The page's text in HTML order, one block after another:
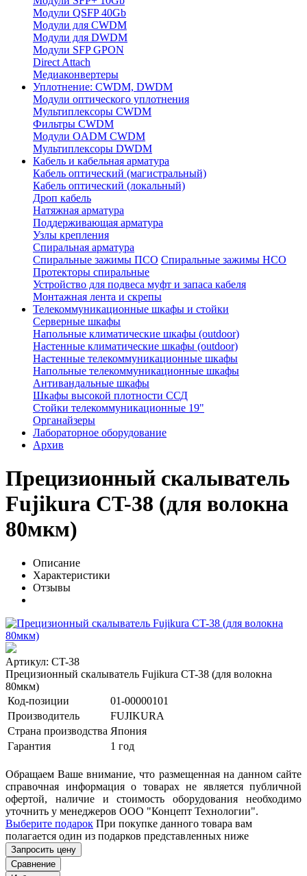
Модули QSFP 40Gb
Модули для CWDM
Модули для DWDM
Модули SFP GPON
Direct Attach
Медиаконвертеры
Уплотнение: CWDM, DWDM
Модули оптического уплотнения
Мультиплексоры CWDM
Фильтры CWDM
Модули OADM CWDM
Мультиплексоры DWDM
Кабель и кабельная арматура
Кабель оптический (магистральный)
Кабель оптический (локальный)
Дроп кабель
Натяжная арматура
Поддерживающая арматура
Узлы крепления
Спиральная арматура
Спиральные зажимы ПСО Спиральные зажимы НСО
Протекторы спиральные
Устройство для подвеса муфт и запаса кабеля
Монтажная лента и скрепы
Телекоммуникационные шкафы и стойки
Серверные шкафы
Напольные климатические шкафы (outdoor)
Настенные климатические шкафы (outdoor)
Настенные телекоммуникационные шкафы
Напольные телекоммуникационные шкафы
Антивандальные шкафы
Шкафы высокой плотности ССД
Стойки телекоммуникационные 19"
Органайзеры
Лабораторное оборудование
Архив
Прецизионный скалыватель
Fujikura CT-38 (для волокна
80мкм)
Описание
Характеристики
Отзывы
Артикул: CT-38
Прецизионный скалыватель Fujikura CT-38 (для волокна
80мкм)
Код-позиции
01-00000101
Производитель
FUJIKURA
Страна производства Япония
Гарантия
1 год
Обращаем Ваше внимание, что размещенная на данном сайте
справочная информация о товарах не является публичной
офертой, наличие и стоимость оборудования необходимо
уточнить у менеджеров ООО "Концепт Технологии".
Выберите подарок При покупке данного товара вам
полагается один из подарков представленных ниже
Запросить цену
Сравнение